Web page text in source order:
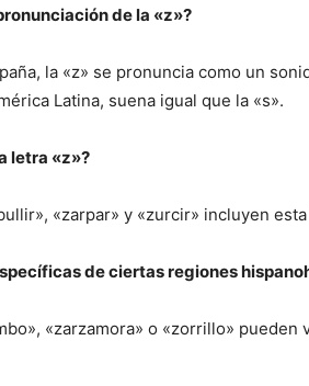
de la «z»?
la «z» se pronuncia como un
Latina, suena igual que la «s».
letra «z»?
«zarpar» y «zurcir» incluyen
de ciertas regiones
«zarzamora» o «zorrillo» pueden